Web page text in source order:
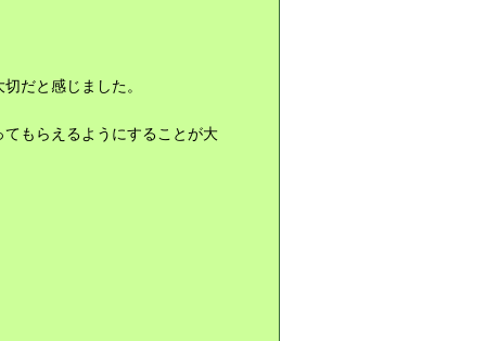
だと感じました。
もらえるようにすることが大